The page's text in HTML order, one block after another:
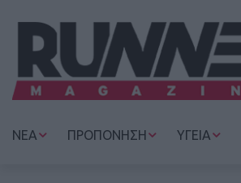
ΝΕΑ ΠΡΟΠΟΝΗΣΗ ΥΓΕΙΑ